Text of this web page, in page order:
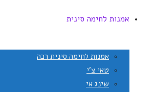
אמנות לחימה סינית
אמנות לחימה סינית רכה
טאי צ'י
שינג אי